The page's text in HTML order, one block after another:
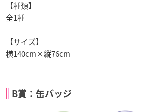
【種類】
全1種
【サイズ】
横140cm×縦76cm
B賞：缶バッジ